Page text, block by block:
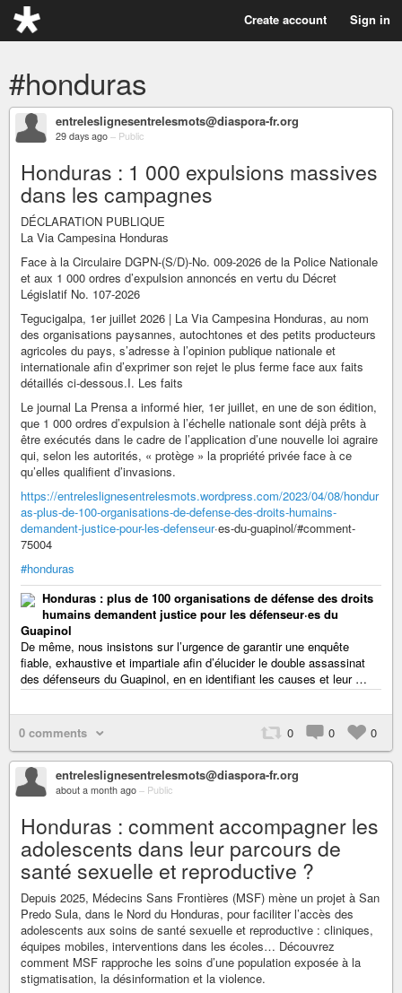
Create account Sign in
#honduras
entreleslignesentrelesmots@diaspora-fr.org
29 days ago – Public
Honduras : 1 000 expulsions massives
dans les campagnes
DÉCLARATION PUBLIQUE
La Via Campesina Honduras
Face à la Circulaire DGPN-(S/D)-No. 009-2026 de la Police Nationale
et aux 1 000 ordres d’expulsion annoncés en vertu du Décret
Législatif No. 107-2026
Tegucigalpa, 1er juillet 2026 | La Via Campesina Honduras, au nom
des organisations paysannes, autochtones et des petits producteurs
agricoles du pays, s’adresse à l’opinion publique nationale et
internationale afin d’exprimer son rejet le plus ferme face aux faits
détaillés ci-dessous.I. Les faits
Le journal La Prensa a informé hier, 1er juillet, en une de son édition,
que 1 000 ordres d’expulsion à l’échelle nationale sont déjà prêts à
être exécutés dans le cadre de l’application d’une nouvelle loi agraire
qui, selon les autorités, « protège » la propriété privée face à ce
qu’elles qualifient d’invasions.
https://entreleslignesentrelesmots.wordpress.com/2023/04/08/hondur
as-plus-de-100-organisations-de-defense-des-droits-humains-
demandent-justice-pour-les-defenseur·es-du-guapinol/#comment-
75004
#honduras
Honduras : plus de 100 organisations de défense des droits
humains demandent justice pour les défenseur·es du
Guapinol
De même, nous insistons sur l’urgence de garantir une enquête
fiable, exhaustive et impartiale afin d’élucider le double assassinat
des défenseurs du Guapinol, en en identifiant les causes et leur …
0 comments 0 0 0
entreleslignesentrelesmots@diaspora-fr.org
about a month ago – Public
Honduras : comment accompagner les
adolescents dans leur parcours de
santé sexuelle et reproductive ?
Depuis 2025, Médecins Sans Frontières (MSF) mène un projet à San
Predo Sula, dans le Nord du Honduras, pour faciliter l’accès des
adolescents aux soins de santé sexuelle et reproductive : cliniques,
équipes mobiles, interventions dans les écoles… Découvrez
comment MSF rapproche les soins d’une population exposée à la
stigmatisation, la désinformation et la violence.